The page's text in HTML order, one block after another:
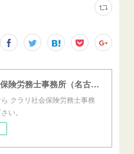
クラリ社会保険労務士事務所（名古屋西障害年金センター）
クラリ社会保険労務士事務
い。